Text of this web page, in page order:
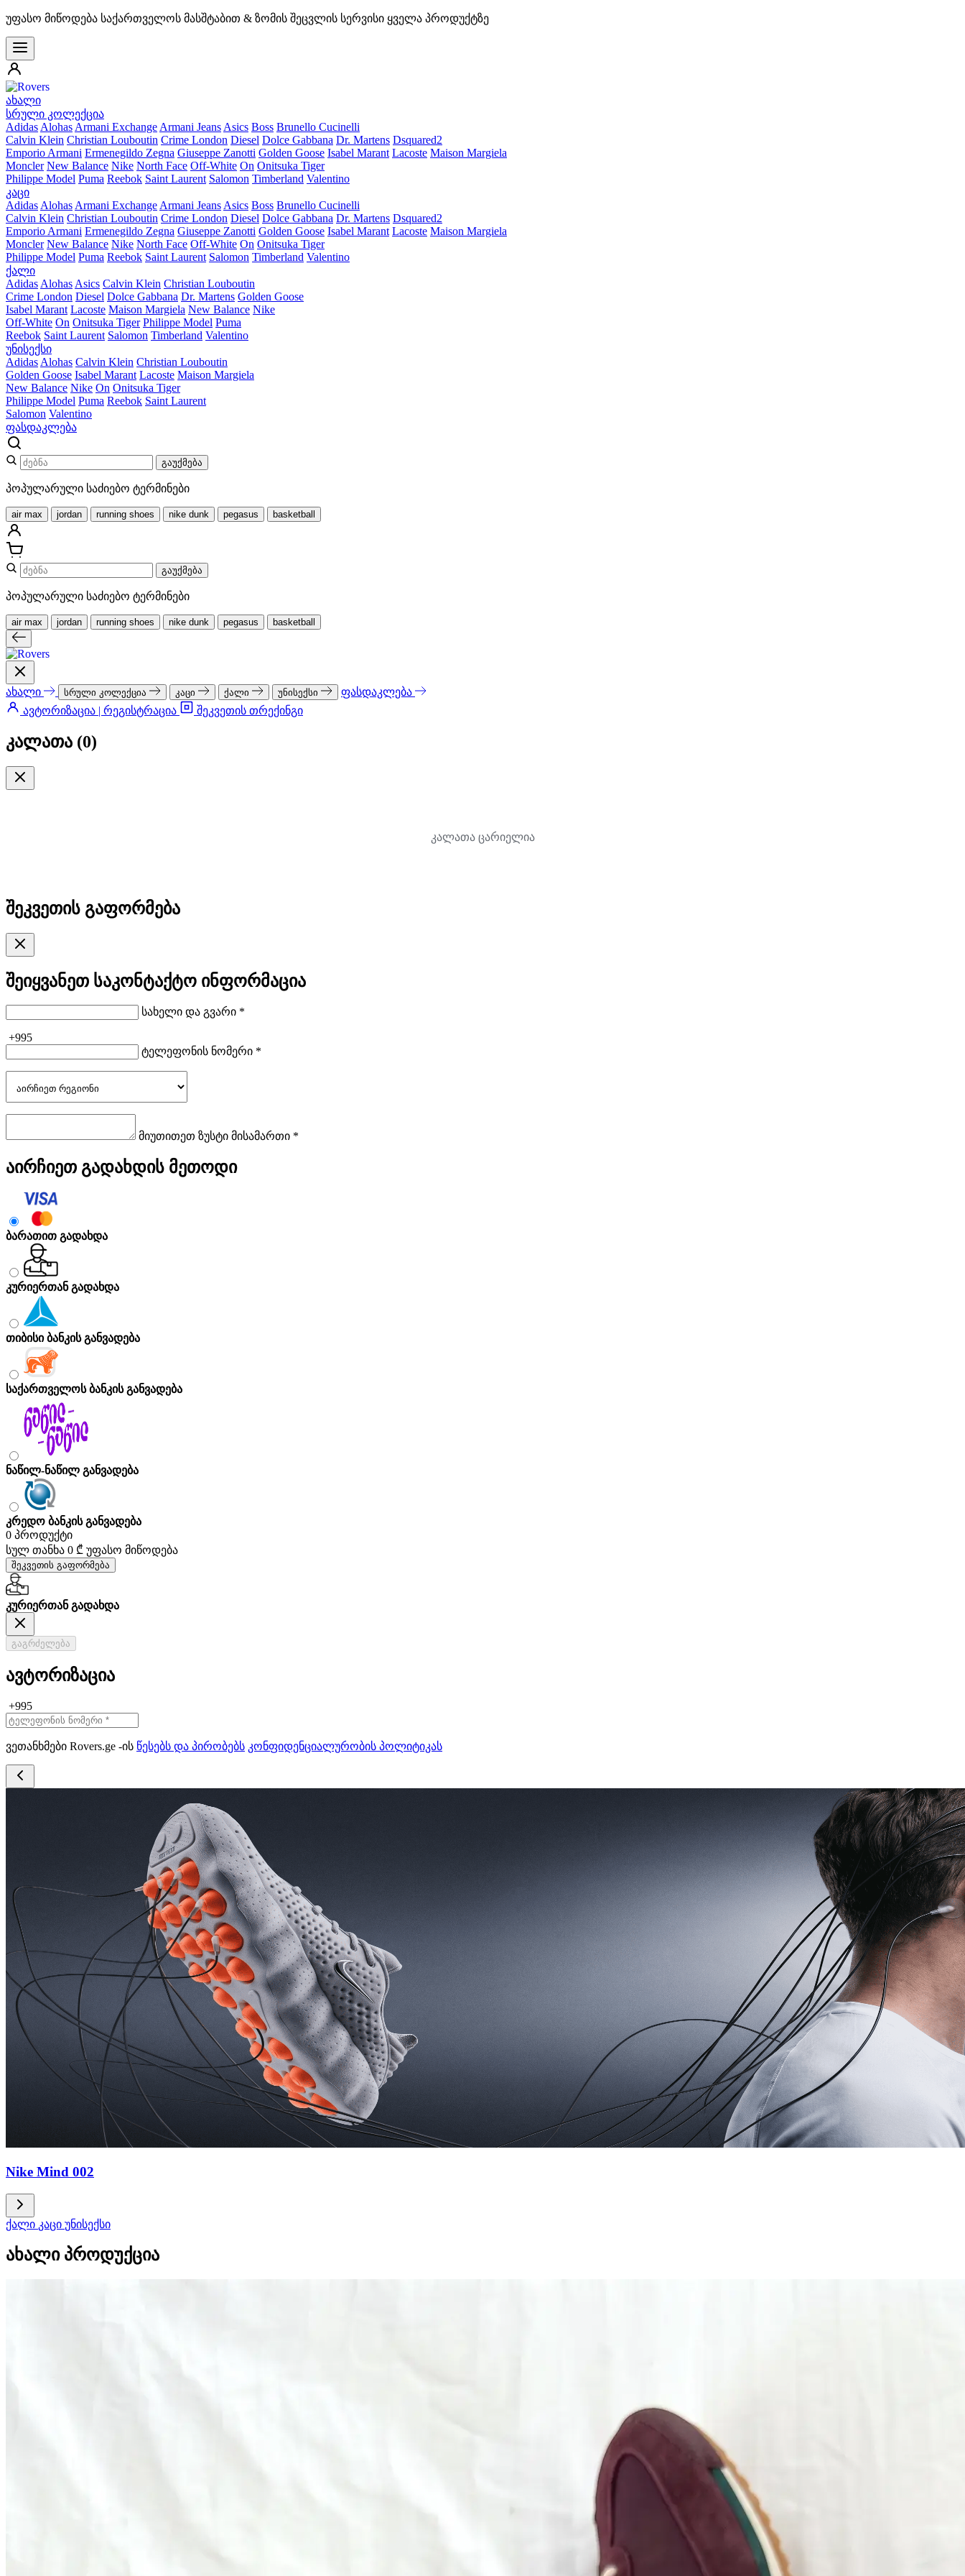
უფასო მიწოდება საქართველოს მასშტაბით & ზომის შეცვლის სერვისი ყველა პროდუქტზე
ახალი
სრული კოლექცია
Adidas Alohas Armani Exchange Armani Jeans Asics Boss Brunello Cucinelli
Calvin Klein Christian Louboutin Crime London Diesel Dolce Gabbana Dr. Martens Dsquared2
Emporio Armani Ermenegildo Zegna Giuseppe Zanotti Golden Goose Isabel Marant Lacoste Maison Margiela
Moncler New Balance Nike North Face Off-White On Onitsuka Tiger
Philippe Model Puma Reebok Saint Laurent Salomon Timberland Valentino
კაცი
Adidas Alohas Armani Exchange Armani Jeans Asics Boss Brunello Cucinelli
Calvin Klein Christian Louboutin Crime London Diesel Dolce Gabbana Dr. Martens Dsquared2
Emporio Armani Ermenegildo Zegna Giuseppe Zanotti Golden Goose Isabel Marant Lacoste Maison Margiela
Moncler New Balance Nike North Face Off-White On Onitsuka Tiger
Philippe Model Puma Reebok Saint Laurent Salomon Timberland Valentino
ქალი
Adidas Alohas Asics Calvin Klein Christian Louboutin
Crime London Diesel Dolce Gabbana Dr. Martens Golden Goose
Isabel Marant Lacoste Maison Margiela New Balance Nike
Off-White On Onitsuka Tiger Philippe Model Puma
Reebok Saint Laurent Salomon Timberland Valentino
უნისექსი
Adidas Alohas Calvin Klein Christian Louboutin
Golden Goose Isabel Marant Lacoste Maison Margiela
New Balance Nike On Onitsuka Tiger
Philippe Model Puma Reebok Saint Laurent
Salomon Valentino
ფასდაკლება
გაუქმება
პოპულარული საძიებო ტერმინები
air max jordan running shoes nike dunk pegasus basketball
გაუქმება
პოპულარული საძიებო ტერმინები
air max jordan running shoes nike dunk pegasus basketball
ახალი სრული კოლექცია კაცი ქალი უნისექსი
ფასდაკლება
ავტორიზაცია | რეგისტრაცია
შეკვეთის თრექინგი
კალათა (0)
კალათა ცარიელია
შეკვეთის გაფორმება
შეიყვანეთ საკონტაქტო ინფორმაცია
სახელი და გვარი *
+995
ტელეფონის ნომერი *
მიუთითეთ ზუსტი მისამართი *
აირჩიეთ გადახდის მეთოდი
ბარათით გადახდა
კურიერთან გადახდა
თიბისი ბანკის განვადება
საქართველოს ბანკის განვადება
ნაწილ-ნაწილ განვადება
კრედო ბანკის განვადება
0 პროდუქტი
სულ თანხა 0 ₾ უფასო მიწოდება
შეკვეთის გაფორმება
კურიერთან გადახდა
გაგრძელება
ავტორიზაცია
+995
ვეთანხმები Rovers.ge -ის წესებს და პირობებს კონფიდენციალურობის პოლიტიკას
Nike Mind 002
ქალი კაცი უნისექსი
ახალი პროდუქცია